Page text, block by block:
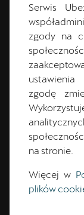
12
Serwis
zgody na
zgodę
na stronie.
Więcej w
plików